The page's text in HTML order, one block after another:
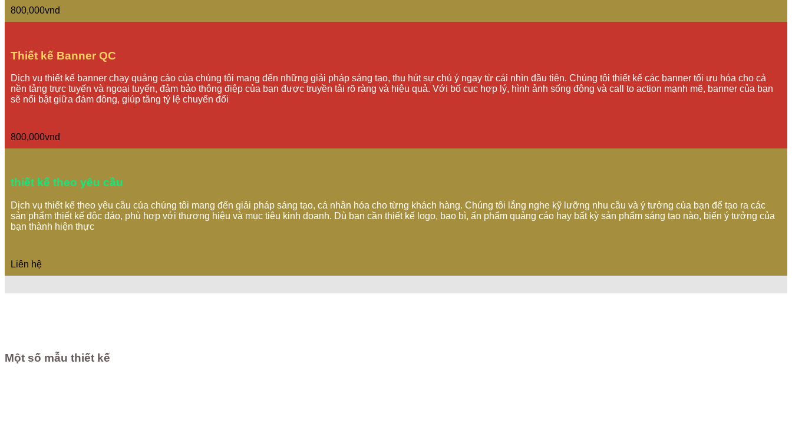
800,000vnd
Thiết kế Banner QC
Dịch vụ thiết kế banner chạy quảng cáo của chúng tôi mang đến những giải pháp sáng tạo, thu hút sự chú ý ngay từ cái nhìn đầu tiên. Chúng tôi thiết kế các banner tối ưu hóa cho cả
nền tảng trực tuyến và ngoại tuyến, đảm bảo thông điệp của bạn được truyền tải rõ ràng và hiệu quả. Với bố cục hợp lý, hình ảnh sống động và call to action mạnh mẽ, banner của bạn
sẽ nổi bật giữa đám đông, giúp tăng tỷ lệ chuyển đổi
800,000vnd
thiết kế theo yêu cầu
Dịch vụ thiết kế theo yêu cầu của chúng tôi mang đến giải pháp sáng tạo, cá nhân hóa cho từng khách hàng. Chúng tôi lắng nghe kỹ lưỡng nhu cầu và ý tưởng của bạn để tạo ra các
sản phẩm thiết kế độc đáo, phù hợp với thương hiệu và mục tiêu kinh doanh. Dù bạn cần thiết kế logo, bao bì, ấn phẩm quảng cáo hay bất kỳ sản phẩm sáng tạo nào, biến ý tưởng của
bạn thành hiện thực
Liên hệ
Một số mẫu thiết kế